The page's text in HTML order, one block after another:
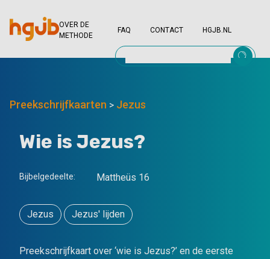
OVER DE
METHODE
FAQ CONTACT HGJB.NL
Preekschrijfkaarten > Jezus
Wie is Jezus?
Bijbelgedeelte: Mattheüs 16
Jezus Jezus' lijden
Preekschrijfkaart over ‘wie is Jezus?’ en de eerste